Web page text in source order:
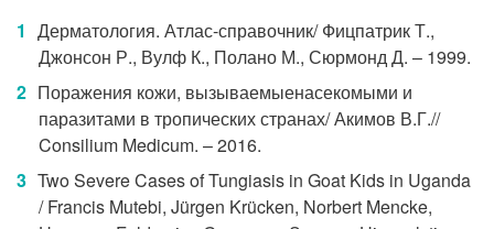
Дерматология. Атлас-справочник/ Фицпатрик Т.,
Джонсон Р., Вулф К., Полано М., Сюрмонд Д. – 1999.
Поражения кожи, вызываемыенасекомыми и
паразитами в тропических странах/ Акимов В.Г.//
Consilium Medicum. – 2016.
Two Severe Cases of Tungiasis in Goat Kids in Uganda
/ Francis Mutebi, Jürgen Krücken, Norbert Mencke,